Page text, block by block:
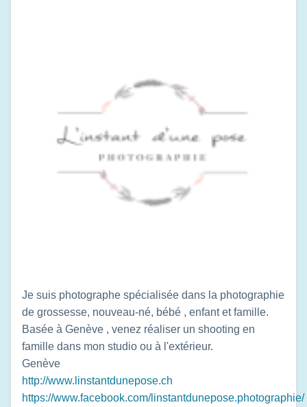
Je suis photographe spécialisée dans la photographie
de grossesse, nouveau-né, bébé , enfant et famille.
Basée à Genève , venez réaliser un shooting en
famille dans mon studio ou à l'extérieur.
Genève
http://www.linstantdunepose.ch
https://www.facebook.com/linstantdunepose.photographie/